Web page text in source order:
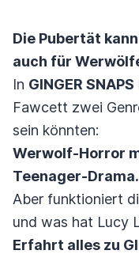
Die Pubertät
auch für
In GINGER SNAPS
Fawcett zwei
sein könnten:
Werwolf-Horror
Teenager-Drama.
Aber funktioniert
und was hat Lucy
Erfahrt alles zu